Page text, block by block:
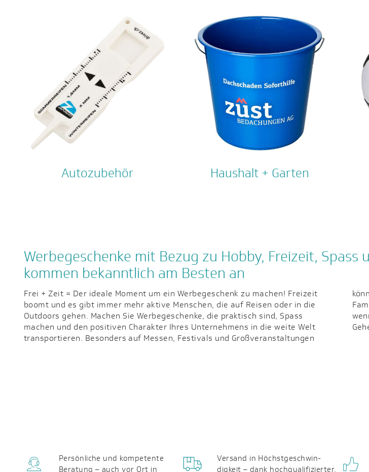
Autozubehör Haushalt + Garten
Werbegeschenke mit Bezug zu Hobby, Freizeit,
kommen bekanntlich am Besten an
Frei + Zeit = Der ideale Moment um ein Werbegeschenk zu machen! Freizeit
boomt und es gibt immer mehr aktive Menschen, die auf Reisen oder in die
Outdoors gehen. Machen Sie Werbegeschenke, die praktisch sind, Spass
machen und den positiven Charakter Ihres Unternehmens in die weite Welt
transportieren. Besonders auf Messen, Festivals und Großveranstaltungen
können Sie mit Spielen und Sportartikeln hunderte Menschen erreichen, im
Familienkreis oder bei Kindern haben Brettspiele ein hohes Ansehen. Und
wenn es nicht ganz so weit rausgehen soll - bedruckte Gartenartikel sind der
Persönliche und kompetente
Beratung – auch vor Ort in
Versand in Höchst­geschwin­
digkeit – dank hochqualifizierter,